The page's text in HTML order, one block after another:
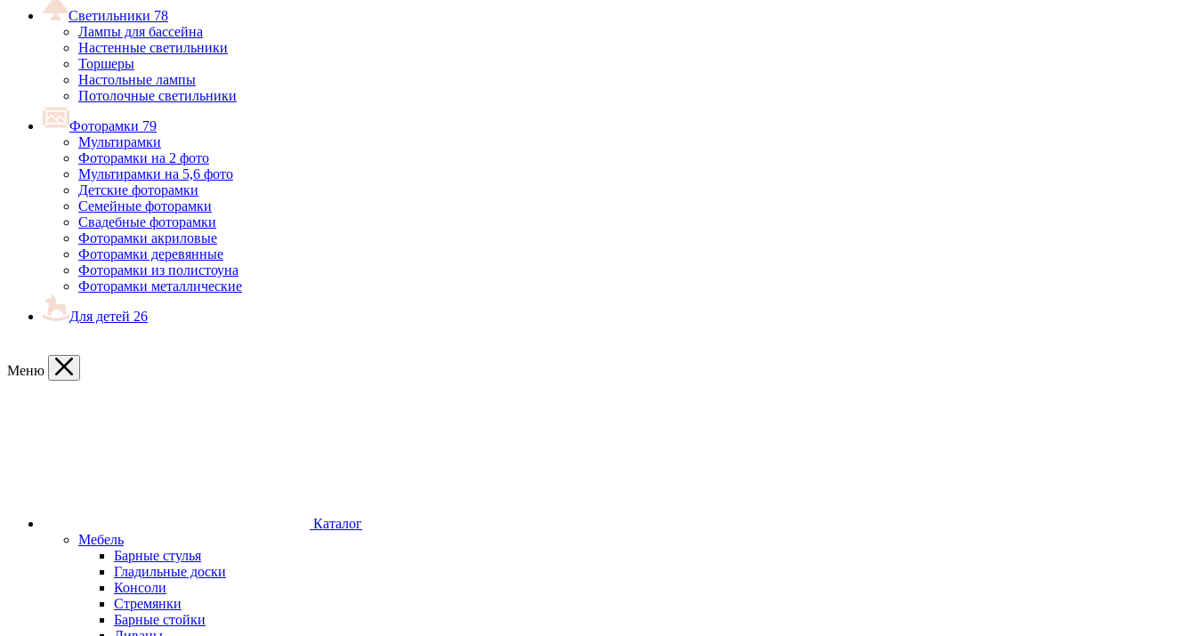
Светильники 78
Лампы для бассейна
Настенные светильники
Торшеры
Настольные лампы
Потолочные светильники
Фоторамки 79
Мультирамки
Фоторамки на 2 фото
Мультирамки на 5,6 фото
Детские фоторамки
Семейные фоторамки
Свадебные фоторамки
Фоторамки акриловые
Фоторамки деревянные
Фоторамки из полистоуна
Фоторамки металлические
Для детей 26
Меню
Каталог
Мебель
Барные стулья
Гладильные доски
Консоли
Стремянки
Барные стойки